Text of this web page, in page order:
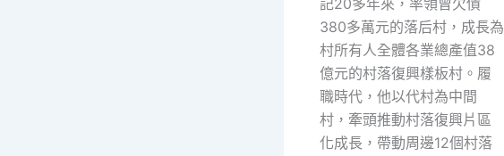
記20多年來，率領曾欠債
380多萬元的落后村，成長為
村所有人全體各業總產值38
億元的村落復興樣板村。履
職時代，他以代村為中間
村，牽頭推動村落復興片區
化成長，帶動周邊12個村落